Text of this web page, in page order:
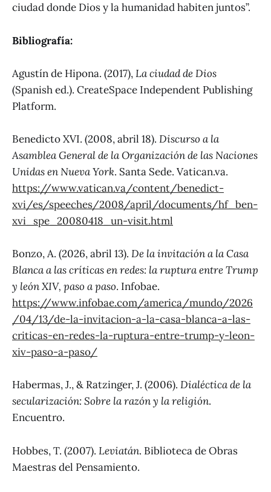
ciudad donde Dios y la humanidad habiten juntos”.
Bibliografía:
Agustín de Hipona. (2017),La ciudad de Dios
(Spanish ed.). CreateSpace Independent Publishing
Platform.
Benedicto XVI. (2008, abril 18). Discurso a la
Asamblea General de la Organización de las Naciones
Unidas en Nueva York. Santa Sede. Vatican.va.
https://www.vatican.va/content/benedict-
xvi/es/speeches/2008/april/documents/hf_ben-
xvi_spe_20080418_un-visit.html
Bonzo, A. (2026, abril 13). De la invitación a la Casa
Blanca a las críticas en redes: la ruptura entre Trump
y león XIV, paso a paso. Infobae.
https://www.infobae.com/america/mundo/2026
/04/13/de-la-invitacion-a-la-casa-blanca-a-las-
criticas-en-redes-la-ruptura-entre-trump-y-leon-
xiv-paso-a-paso/
Habermas, J., & Ratzinger, J. (2006). Dialéctica de la
secularización: Sobre la razón y la religión.
Encuentro.
Hobbes, T. (2007). Leviatán. Biblioteca de Obras
Maestras del Pensamiento.